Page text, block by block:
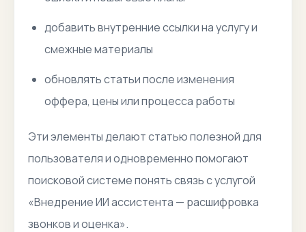
добавить внутренние ссылки на услугу и
смежные материалы
обновлять статьи после изменения
оффера, цены или процесса работы
Эти элементы делают статью полезной для
пользователя и одновременно помогают
поисковой системе понять связь с услугой
«Внедрение ИИ ассистента — расшифровка
звонков и оценка».